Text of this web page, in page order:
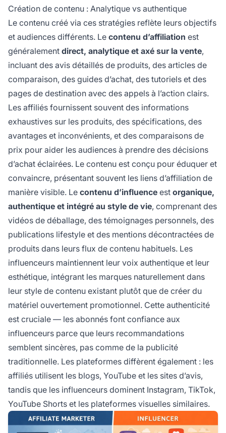
Création de contenu : Analytique vs authentique
Le contenu créé via ces stratégies reflète leurs objectifs
et audiences différents. Le contenu d’affiliation est
généralement direct, analytique et axé sur la vente,
incluant des avis détaillés de produits, des articles de
comparaison, des guides d’achat, des tutoriels et des
pages de destination avec des appels à l’action clairs.
Les affiliés fournissent souvent des informations
exhaustives sur les produits, des spécifications, des
avantages et inconvénients, et des comparaisons de
prix pour aider les audiences à prendre des décisions
d’achat éclairées. Le contenu est conçu pour éduquer et
convaincre, présentant souvent les liens d’affiliation de
manière visible. Le contenu d’influence est organique,
authentique et intégré au style de vie, comprenant des
vidéos de déballage, des témoignages personnels, des
publications lifestyle et des mentions décontractées de
produits dans leurs flux de contenu habituels. Les
influenceurs maintiennent leur voix authentique et leur
esthétique, intégrant les marques naturellement dans
leur style de contenu existant plutôt que de créer du
matériel ouvertement promotionnel. Cette authenticité
est cruciale — les abonnés font confiance aux
influenceurs parce que leurs recommandations
semblent sincères, pas comme de la publicité
traditionnelle. Les plateformes diffèrent également : les
affiliés utilisent les blogs, YouTube et les sites d’avis,
tandis que les influenceurs dominent Instagram, TikTok,
YouTube Shorts et les plateformes visuelles similaires.